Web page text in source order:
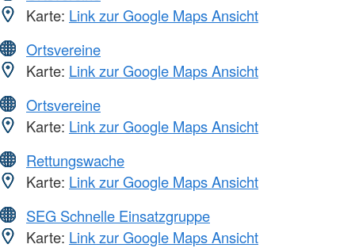
Karte: Link zur Google Maps Ansicht
Ortsvereine
Karte: Link zur Google Maps Ansicht
Ortsvereine
Karte: Link zur Google Maps Ansicht
Rettungswache
Karte: Link zur Google Maps Ansicht
SEG Schnelle Einsatzgruppe
Karte: Link zur Google Maps Ansicht